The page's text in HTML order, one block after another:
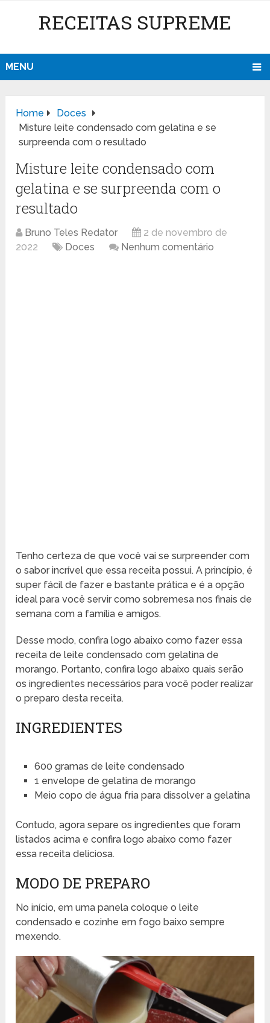
RECEITAS SUPREME
MENU
Home
Doces
Misture leite condensado com gelatina e se
surpreenda com o resultado
Misture leite condensado com
gelatina e se surpreenda com o
resultado
Bruno Teles Redator
2 de novembro de
2022
Doces Nenhum comentário
Tenho certeza de que você vai se surpreender com
o sabor incrível que essa receita possui. A princípio, é
super fácil de fazer e bastante prática e é a opção
ideal para você servir como sobremesa nos finais de
semana com a família e amigos.
Desse modo, confira logo abaixo como fazer essa
receita de leite condensado com gelatina de
morango. Portanto, confira logo abaixo quais serão
os ingredientes necessários para você poder realizar
o preparo desta receita.
INGREDIENTES
600 gramas de leite condensado
1 envelope de gelatina de morango
Meio copo de água fria para dissolver a gelatina
Contudo, agora separe os ingredientes que foram
listados acima e confira logo abaixo como fazer
essa receita deliciosa.
MODO DE PREPARO
No início, em uma panela coloque o leite
condensado e cozinhe em fogo baixo sempre
mexendo.